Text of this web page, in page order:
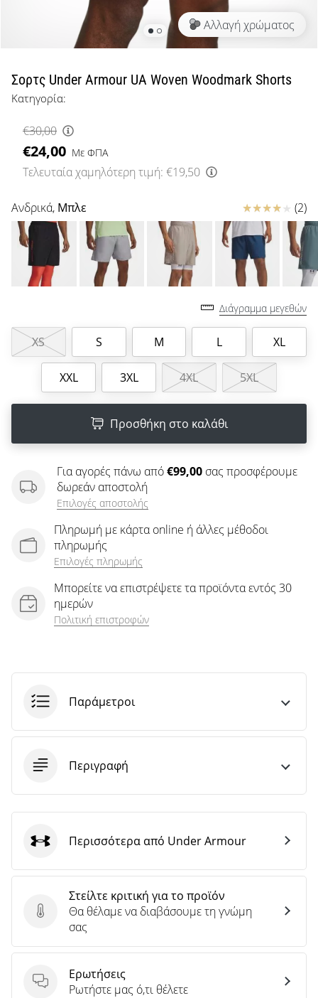
μπάσκετ
όπως
εμείς;
μαζί
μας
ως
πρεσβευτής
μάρκας
μας.
Εμφάνιση
άρθρων
Αλλαγή χρώματος
Σορτς Under Armour UA Woven Woodmark Shorts
Κατηγορία:
€30,00
€24,00 Με ΦΠΑ
Τελευταία χαμηλότερη τιμή: €19,50
Ανδρικά, Μπλε Κριτικές (2)
Διάγραμμα μεγεθών
XS S M L XL
XXL 3XL 4XL 5XL
Προσθήκη στο καλάθι
Για αγορές πάνω από€99,00 σας προσφέρουμε
δωρεάν αποστολή
Επιλογές αποστολής
Πληρωμή με κάρτα online ή άλλες μέθοδοι
πληρωμής
Επιλογές πληρωμής
Μπορείτε να επιστρέψετε τα προϊόντα εντός 30
ημερών
Πολιτική επιστροφών
Παράμετροι
Περιγραφή
Στείλτε κριτική για το προϊόν
Στείλτε κριτική για το προϊόν
Θα θέλαμε να διαβάσουμε τη γνώμη
σας
Ερωτήσεις
Ερωτήσεις
Ρωτήστε μας ό,τι θέλετε
Under Armour
Περισσότερα από Under Armour